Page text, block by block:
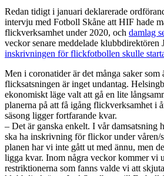
Redan tidigt i januari deklarerade
intervju med Fotboll Skåne att HIF hade
flickverksamhet under 2020, och damlag
veckor senare meddelade klubbdirektören
inskrivningen för flickfotbollen skulle
Men i coronatider är det många saker som
flicksatsningen är inget undantag.
ekonomiskt läge valt att gå en lite
planerna på att få igång flickverksamhet i
säsong ligger fortfarande kvar.
– Det är ganska enkelt. I vår damsatsning
ska ha inskrivning för flickor under våren/
planen har vi inte gått ut med ännu, men
ligga kvar. Inom några veckor kommer vi
restriktionerna som fanns valde vi att